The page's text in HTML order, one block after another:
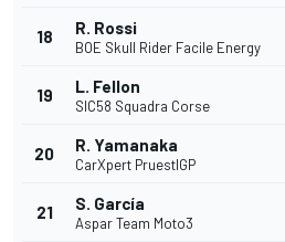
18 R. Rossi
BOE Skull Rider Facile Energy
19 L. Fellon
SIC58 Squadra Corse
20 R. Yamanaka
CarXpert PruestlGP
21 S. García
Aspar Team Moto3